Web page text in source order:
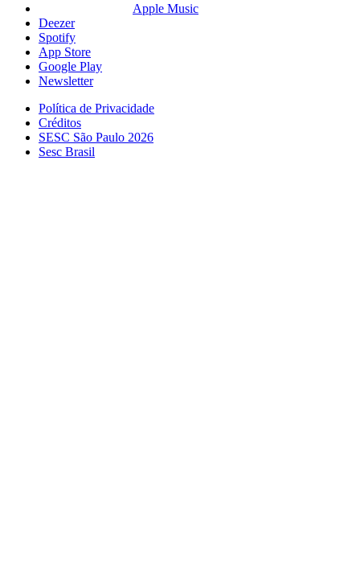
Apple Music
Deezer
Spotify
App Store
Google Play
Newsletter
Política de Privacidade
Créditos
SESC São Paulo 2026
Sesc Brasil